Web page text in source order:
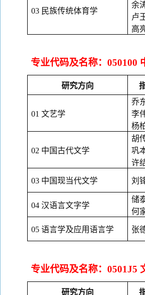
03 民族传统体育学
余
卢
高
专业代码及名称： 050100
研究方向
01 文艺学
乔
李
杨
02 中国古代文学
胡
巩
许
03 中国现当代文学 刘
04 汉语言文字学
储
何
05 语言学及应用语言学 张
专业代码及名称： 0501J5
研究方向